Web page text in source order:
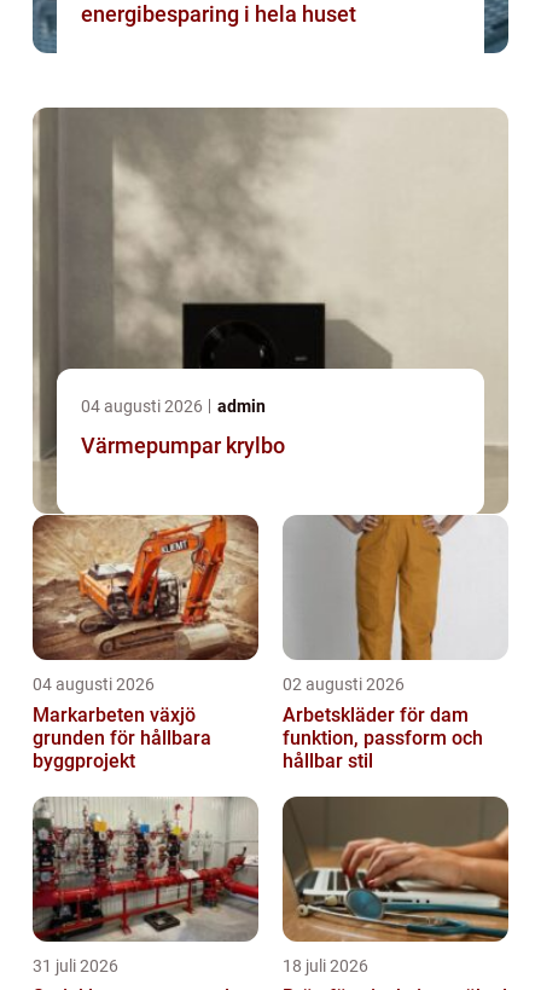
energibesparing i hela huset
04 augusti 2026 admin
Värmepumpar krylbo
04 augusti 2026
Markarbeten växjö
grunden för hållbara
byggprojekt
02 augusti 2026
Arbetskläder för dam
funktion, passform och
hållbar stil
31 juli 2026 18 juli 2026